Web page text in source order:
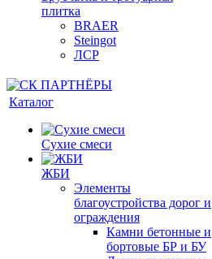
плитка
BRAER
Steingot
ЛСР
Каталог
Сухие смеси
ЖБИ
Элементы
благоустройства дорог и
ограждения
Камни бетонные и
бортовые БР и БУ